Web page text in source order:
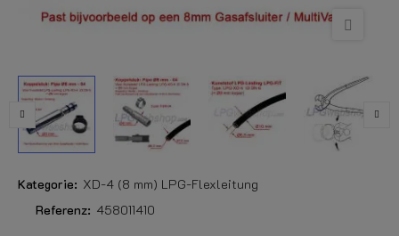
Kategorie: XD-4 (8 mm) LPG-Flexleitung
Referenz: 458011410